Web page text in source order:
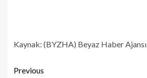
Kaynak: (BYZHA) Beyaz Haber Ajansı
Previous